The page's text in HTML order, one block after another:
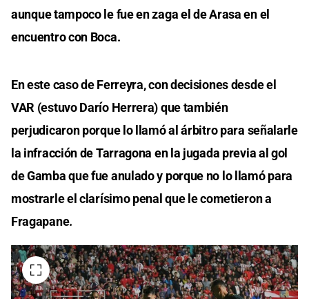
aunque tampoco le fue en zaga el de Arasa en el
encuentro con Boca.
En este caso de Ferreyra, con decisiones desde el
VAR (estuvo Darío Herrera) que también
perjudicaron porque lo llamó al árbitro para señalarle
la infracción de Tarragona en la jugada previa al gol
de Gamba que fue anulado y porque no lo llamó para
mostrarle el clarísimo penal que le cometieron a
Fragapane.